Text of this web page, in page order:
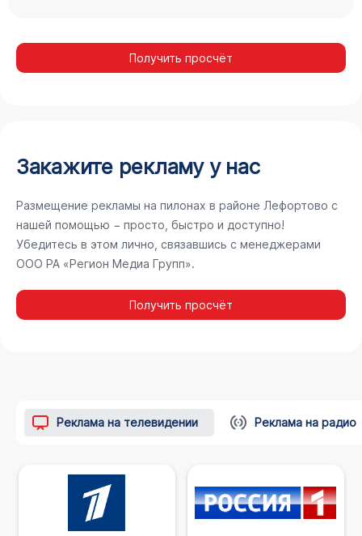
Получить просчёт
Закажите рекламу у нас
Размещение рекламы на пилонах в районе Лефортово с
нашей помощью − просто, быстро и доступно!
Убедитесь в этом лично, связавшись с менеджерами
ООО РА «Регион Медиа Групп».
Получить просчёт
Реклама на телевидении Реклама на радио